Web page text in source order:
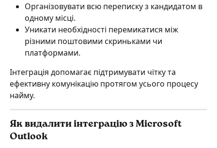
Організовувати всю переписку з кандидатом в
одному місці.
Уникати необхідності перемикатися між
різними поштовими скриньками чи
платформами.
Інтеграція допомагає підтримувати чітку та
ефективну комунікацію протягом усього процесу
найму.
Як видалити інтеграцію з Microsoft
Outlook